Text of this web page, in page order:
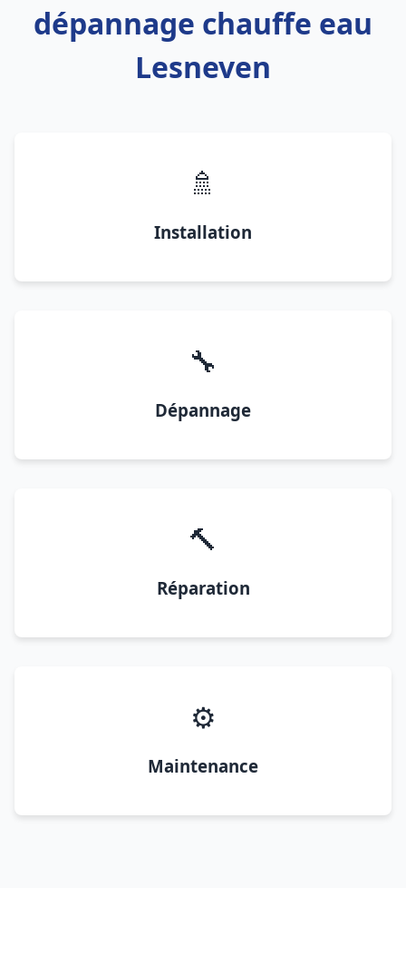
dépannage chauffe eau
Lesneven
🚿
Installation
🔧
Dépannage
🔨
Réparation
⚙️
Maintenance